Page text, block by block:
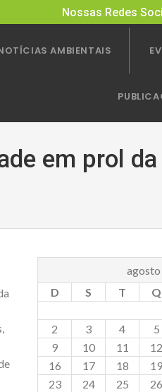
Nossas Redes
AMBIENTAIS
em prol
D
S T Q
2
3 4 5
9
10 11 12
16
17 18 19
23
24 25 26